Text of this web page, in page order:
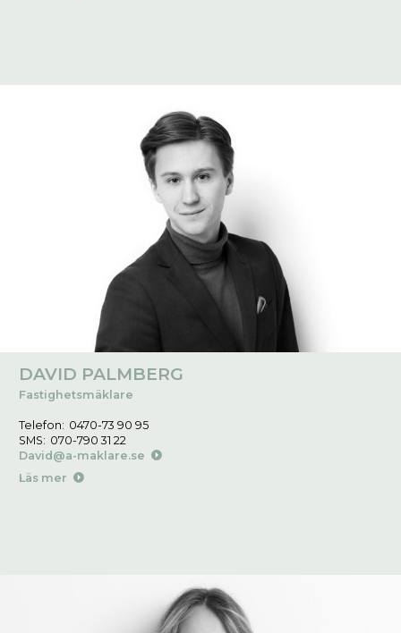
DAVID PALMBERG
Fastighetsmäklare
Telefon: 0470-73 90 95
SMS: 070-790 31 22
David@a-maklare.se
Läs mer